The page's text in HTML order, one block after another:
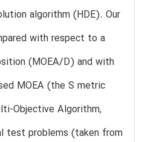
algorithm (HDE). Our
with respect to a
(MOEA/D) and with
MOEA (the S metric
Objective Algorithm,
test problems (taken from